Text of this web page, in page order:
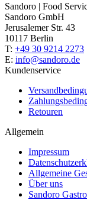
Sandoro | Food
Sandoro GmbH
Jerusalemer Str. 43
10117 Berlin
T: +49 30 9214 2273
E: info@sandoro.de
Kundenservice
Retouren
Allgemein
Impressum
Allgemeine
Über uns
Sandoro